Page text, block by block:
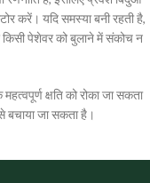
करें। यदि समस्या बनी रहती है,
पेशेवर को बुलाने में संकोच न
क्षति को रोका जा सकता
बचाया जा सकता है।